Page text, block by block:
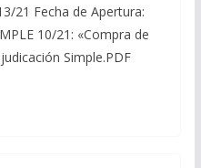
21 Fecha de Apertura:
10/21: «Compra de
Simple.PDF